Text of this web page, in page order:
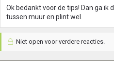
Ok bedankt voor de tips! Dan ga ik
tussen muur en plint wel.
Niet open voor verdere reacties.